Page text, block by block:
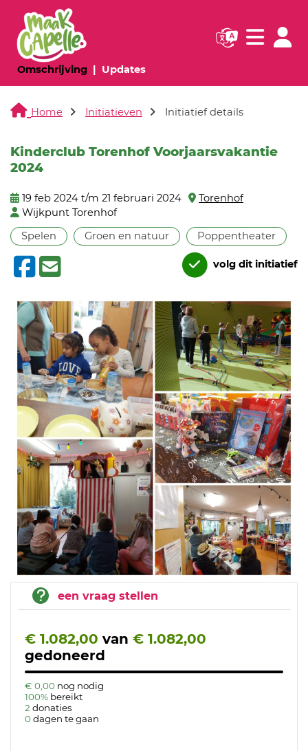
Omschrijving(huidige pagina)
Updates(huidige pagina)
Navigatie
Home Initiatieven Initiatief details
Kinderclub Torenhof Voorjaarsvakantie
2024
19 feb 2024 t/m 21 februari 2024
Torenhof
Wijkpunt Torenhof
Spelen
Groen en natuur Poppentheater
volg dit initiatief
een vraag stellen
€ 1.082,00 van € 1.082,00
gedoneerd
€ 0,00 nog nodig
100% bereikt
2 donaties
0 dagen te gaan